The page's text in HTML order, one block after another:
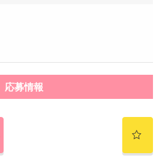
応募情報